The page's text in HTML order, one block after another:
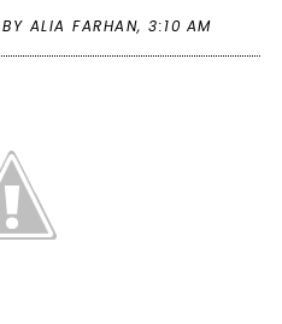
BY ALIA FARHAN,3:10 AM